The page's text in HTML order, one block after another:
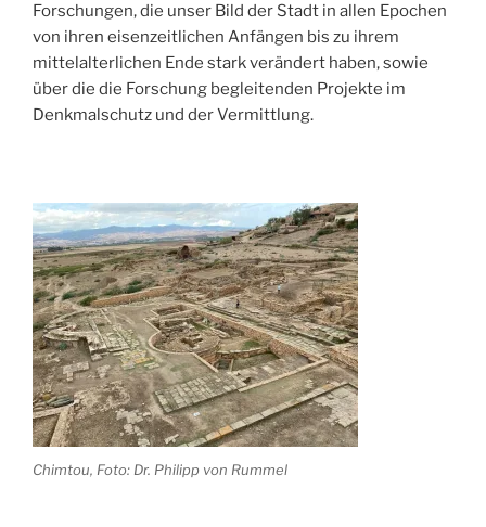
Forschungen, die unser Bild der Stadt in allen Epochen
von ihren eisenzeitlichen Anfängen bis zu ihrem
mittelalterlichen Ende stark verändert haben, sowie
über die die Forschung begleitenden Projekte im
Denkmalschutz und der Vermittlung.
Chimtou, Foto: Dr. Philipp von Rummel